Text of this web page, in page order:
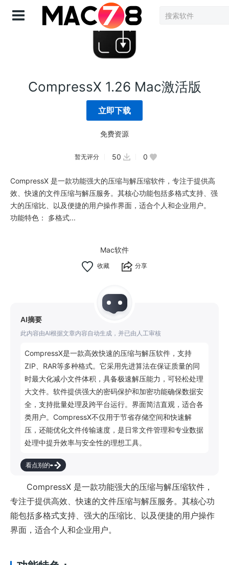
登录
CompressX 1.26 Mac激活版
立即下载
免费资源
暂无评分 50 0
CompressX 是一款功能强大的压缩与解压缩软件，专注于提供高
效、快速的文件压缩与解压服务。其核心功能包括多格式支持、强
大的压缩比、以及便捷的用户操作界面，适合个人和企业用户。
功能特色： 多格式...
Mac软件
分享
AI摘要
此内容由AI根据文章内容自动生成，并已由人工审核
CompressX是一款高效快速的压缩与解压软件，支持
ZIP、RAR等多种格式。它采用先进算法在保证质量的同
时最大化减小文件体积，具备极速解压能力，可轻松处理
大文件。软件提供强大的密码保护和加密功能确保数据安
全，支持批量处理及跨平台运行。界面简洁直观，适合各
类用户。CompressX不仅用于节省存储空间和快速解
压，还能优化文件传输速度，是日常文件管理和专业数据
处理中提升效率与安全性的理想工具。
看点别的
CompressX 是一款功能强大的压缩与解压缩软件，
专注于提供高效、快速的文件压缩与解压服务。其核心功
能包括多格式支持、强大的压缩比、以及便捷的用户操作
界面，适合个人和企业用户。